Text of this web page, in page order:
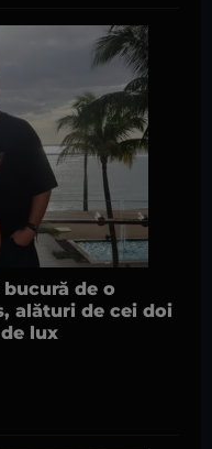
de o
alături de cei doi
lux